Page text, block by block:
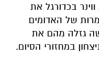
ה-14 בליגת ווינר בכדורגל את
של האדומים
גזלה מהם את
במחזורי הסיום.